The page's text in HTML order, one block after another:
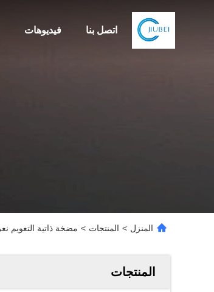
فيديوهات اتصل بنا
المنزل > المنتجات > مضخة ذاتية التعويم
المنتجات